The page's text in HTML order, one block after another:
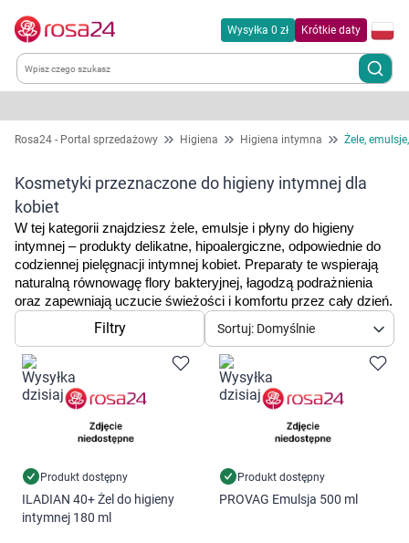
Wysyłka 0 zł Krótkie daty
Kategorie
Chemia gospodarcza
Dla zwierząt
Dom i ogród
Zdrowie
Kobieta w ciąży i mama
Dziecko
Kosmetyki
Rosa24 - Portal sprzedażowy Higiena Higiena intymna Żele,
Kosmetyki przeznaczone do higieny intymnej dla
kobiet
W tej kategorii znajdziesz żele, emulsje i płyny do higieny
intymnej – produkty delikatne, hipoalergiczne, odpowiednie do
codziennej pielęgnacji intymnej kobiet. Preparaty te wspierają
naturalną równowagę flory bakteryjnej, łagodzą podrażnienia
oraz zapewniają uczucie świeżości i komfortu przez cały dzień.
Filtry Sortuj: Domyślnie
Produkt dostępny
ILADIAN 40+ Żel do higieny
intymnej 180 ml
Produkt dostępny
PROVAG Emulsja 500 ml